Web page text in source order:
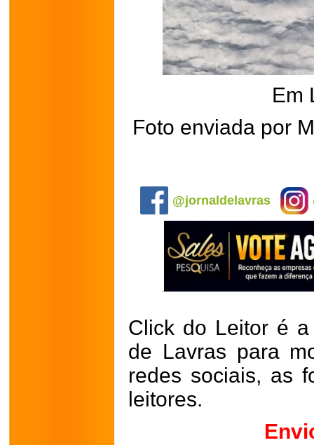
Em
Foto enviada por
@jornaldelavras
Click do Leitor é
de Lavras para
redes sociais, as
leitores.